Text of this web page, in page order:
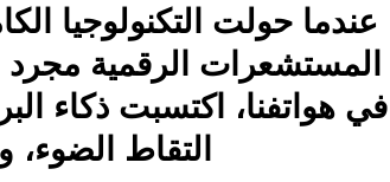
عندما حولت التكنولوجيا
المستشعرات الرقمية مجرد
في هواتفنا، اكتسبت ذكاء
التقاط